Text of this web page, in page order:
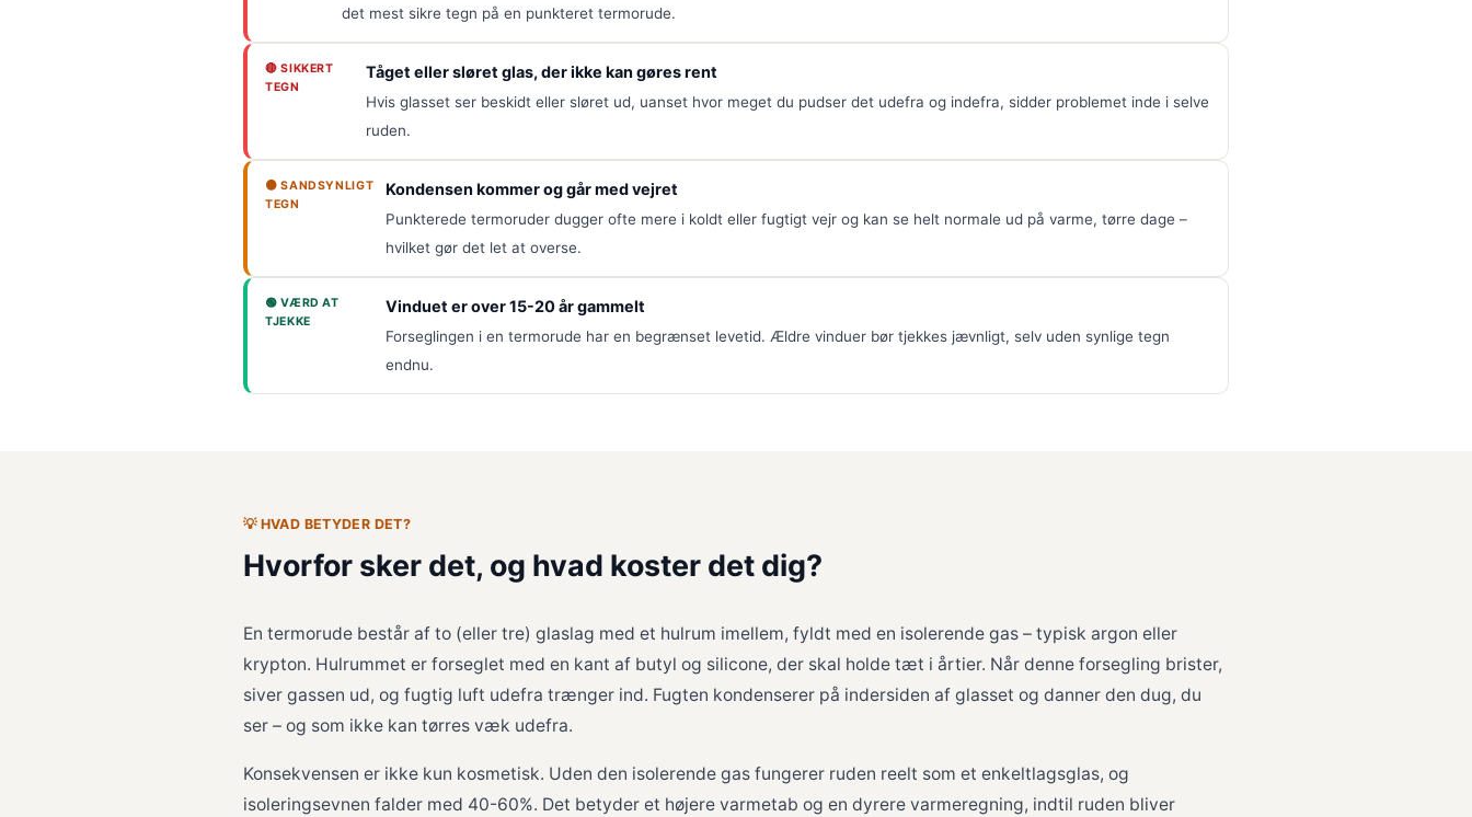
det mest sikre tegn på en punkteret termorude.
🔴 SIKKERT
TEGN
Tåget eller sløret glas, der ikke kan gøres rent
Hvis glasset ser beskidt eller sløret ud, uanset hvor meget du pudser det udefra og indefra, sidder problemet inde i selve
ruden.
🟠 SANDSYNLIGT
TEGN
Kondensen kommer og går med vejret
Punkterede termoruder dugger ofte mere i koldt eller fugtigt vejr og kan se helt normale ud på varme, tørre dage –
hvilket gør det let at overse.
🟢 VÆRD AT
TJEKKE
Vinduet er over 15-20 år gammelt
Forseglingen i en termorude har en begrænset levetid. Ældre vinduer bør tjekkes jævnligt, selv uden synlige tegn
endnu.
💡 HVAD BETYDER DET?
Hvorfor sker det, og hvad koster det dig?
En termorude består af to (eller tre) glaslag med et hulrum imellem, fyldt med en isolerende gas – typisk argon eller
krypton. Hulrummet er forseglet med en kant af butyl og silicone, der skal holde tæt i årtier. Når denne forsegling brister,
siver gassen ud, og fugtig luft udefra trænger ind. Fugten kondenserer på indersiden af glasset og danner den dug, du
ser – og som ikke kan tørres væk udefra.
Konsekvensen er ikke kun kosmetisk. Uden den isolerende gas fungerer ruden reelt som et enkeltlagsglas, og
isoleringsevnen falder med 40-60%. Det betyder et højere varmetab og en dyrere varmeregning, indtil ruden bliver